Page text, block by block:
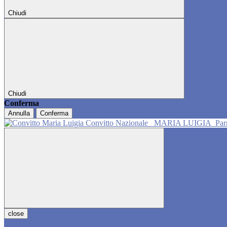
Chiudi
Chiudi
Conferma
Annulla Conferma
Convitto Nazionale MARIA LUIGIA
close